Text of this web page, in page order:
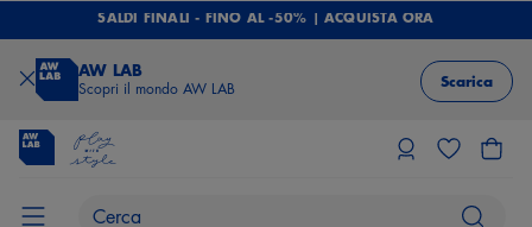
SALDI FINALI - FINO AL -50% | ACQUISTA ORA
AW LAB
Scopri il mondo AW LAB Scarica